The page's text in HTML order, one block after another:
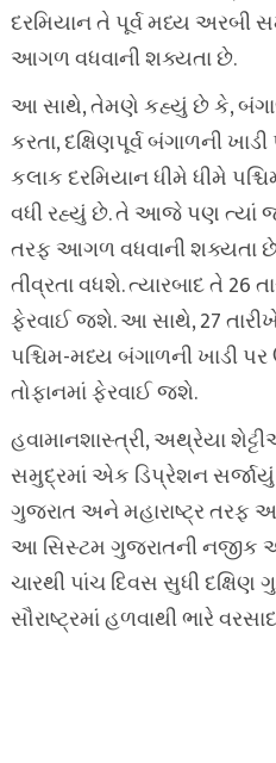
દરમિયાન તે પૂર્વ મધ્ય અરબી
આગળ વધવાની શક્યતા છે.
આ સાથે, તેમણે કહ્યું છે કે,
કરતા, દક્ષિણપૂર્વ બંગાળની
કલાક દરમિયાન ધીમે ધીમે
વધી રહ્યું છે. તે આજે પણ ત્યાં જ
તરફ આગળ વધવાની શક્યતા છે.
તીવ્રતા વધશે. ત્યારબાદ તે 26
ફેરવાઈ જશે. આ સાથે, 27
પશ્ચિમ-મધ્ય બંગાળની ખાડી
તોફાનમાં ફેરવાઈ જશે.
હવામાનશાસ્ત્રી, અથ્રેયા
સમુદ્રમાં એક ડિપ્રેશન
ગુજરાત અને મહારાષ્ટ્ર
આ સિસ્ટમ ગુજરાતની નજીક
ચારથી પાંચ દિવસ સુધી
સૌરાષ્ટ્રમાં હળવાથી ભારે